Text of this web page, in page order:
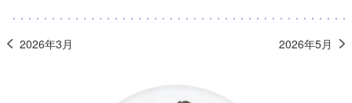
2026年3月 2026年5月